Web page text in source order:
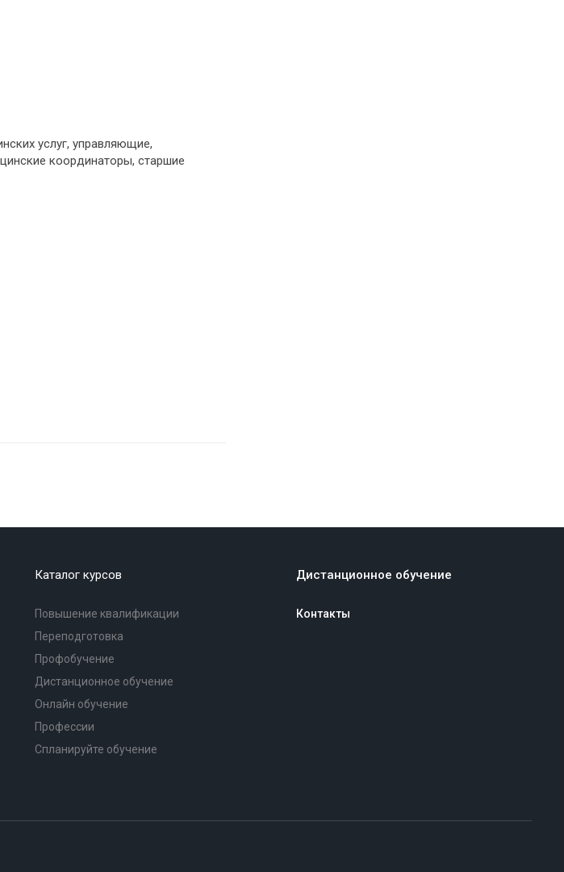
услуг, управляющие,
координаторы, старшие
Каталог курсов
Повышение квалификации
Переподготовка
Профобучение
Дистанционное обучение
Онлайн обучение
Профессии
Спланируйте обучение
Дистанционное обучение
Контакты